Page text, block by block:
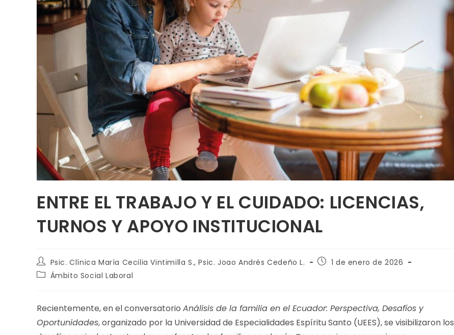
ENTRE EL TRABAJO Y EL CUIDADO: LICENCIAS,
TURNOS Y APOYO INSTITUCIONAL
Psic. Clínica María Cecilia Vintimilla S., Psic. Joao Andrés Cedeño L.
1 de enero de 2026
Ámbito Social Laboral
Recientemente, en el conversatorio Análisis de la familia en el Ecuador: Perspectiva, Desafíos y
Oportunidades, organizado por la Universidad de Especialidades Espíritu Santo (UEES), se visibilizaron los